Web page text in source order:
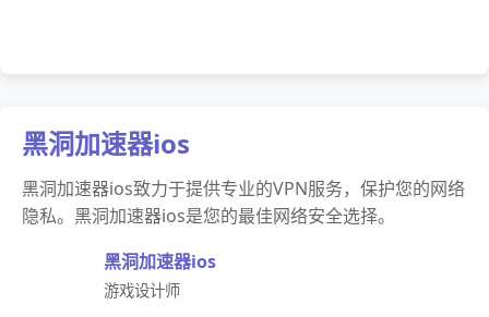
黑洞加速器ios
黑洞加速器ios致力于提供专业的VPN服务，保护您的网络
隐私。黑洞加速器ios是您的最佳网络安全选择。
黑洞加速器ios
游戏设计师